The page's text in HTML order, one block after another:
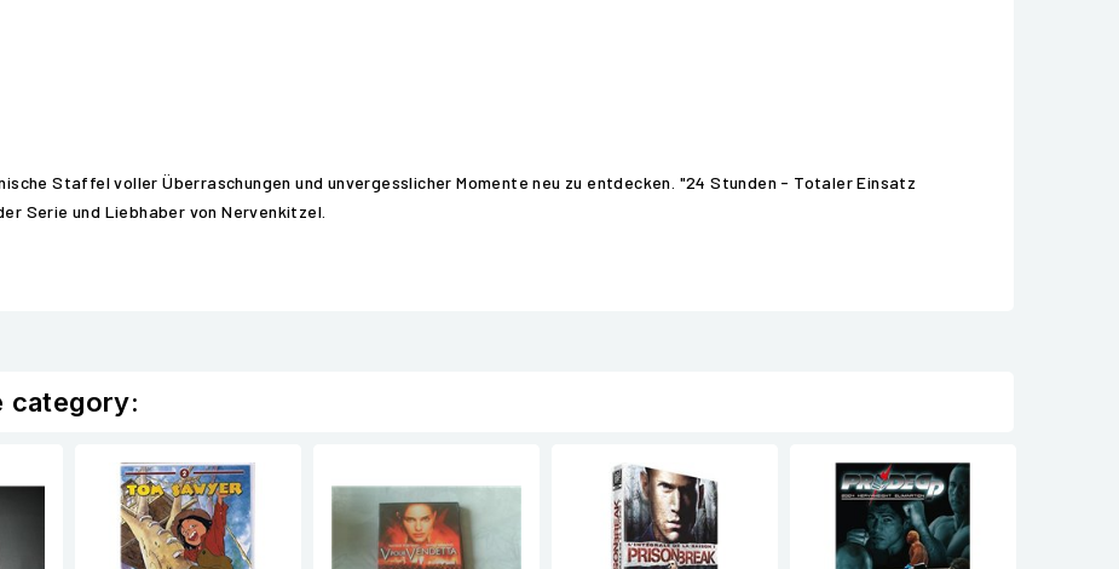
Staffel voller Überraschungen und unvergesslicher Momente neu zu entdecken. "24 Stunden - Totaler Einsatz
Serie und Liebhaber von Nervenkitzel.
category: